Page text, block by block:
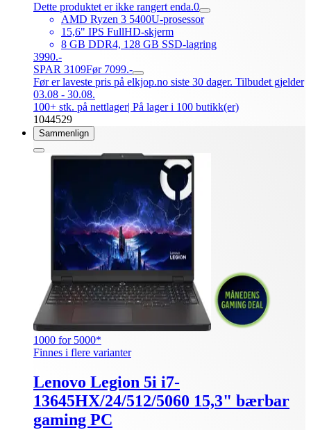
Dette produktet er ikke rangert enda.0
AMD Ryzen 3 5400U-prosessor
15,6" IPS FullHD-skjerm
8 GB DDR4, 128 GB SSD-lagring
3990.-
SPAR 3109Før 7099.-
Før er laveste pris på elkjop.no siste 30 dager. Tilbudet gjelder
03.08 - 30.08.
100+ stk. på nettlager| På lager i 100 butikk(er)
1044529
Sammenlign
1000 for 5000*
Finnes i flere varianter
Lenovo Legion 5i i7-
13645HX/24/512/5060 15,3" bærbar
gaming PC